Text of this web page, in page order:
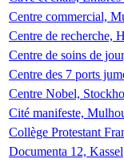
Centre commercial,
Centre de recherche,
Centre de soins de
Centre des 7 ports
Centre Nobel,
Cité manifeste,
Collège Protestant
Documenta 12, Kassel